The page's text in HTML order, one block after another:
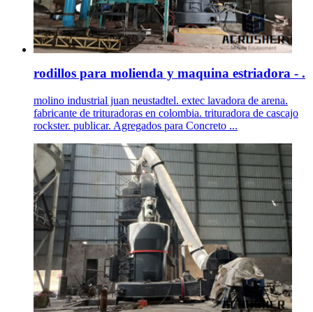
rodillos para molienda y maquina estriadora - .
molino industrial juan neustadtel. extec lavadora de arena.
fabricante de trituradoras en colombia. trituradora de cascajo
rockster. publicar. Agregados para Concreto ...